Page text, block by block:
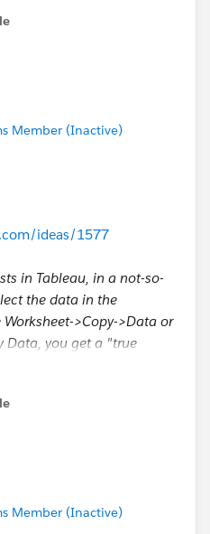
Member (Inactive)
ideas/1577
in Tableau, in a not-so-
the data in the
>Copy->Data or
Data, you get a "true
into Excel, Notepad (as
Member (Inactive)